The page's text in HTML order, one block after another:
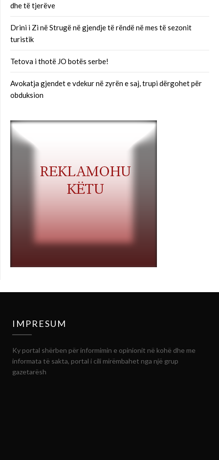
dhe të tjerëve
Drini i Zi në Strugë në gjendje të rëndë në mes të sezonit
turistik
Tetova i thotë JO botës serbe!
Avokatja gjendet e vdekur në zyrën e saj, trupi dërgohet për
obduksion
IMPRESUM
Ky portal shërben për informimin e opinionit në kohë dhe me
informata të sakta, portal i cili mirëmbahet nga një grup
gazetarësh